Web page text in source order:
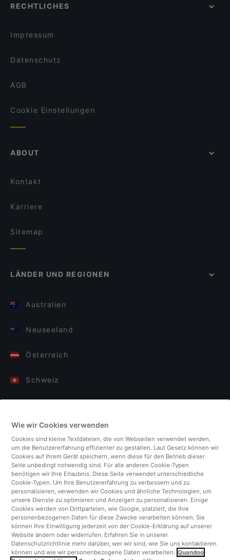
RECHTLICHES
Impressum
Datenschutz
AGB
Cookie Einstellungen
ABOUT
Kontakt
Karriere
Sitemap
LÄNDER UND REGIONEN
Australien
Neuseeland
Österreich
Schweiz
Italien
Finnland
Vereinigtes Königreich
Türkei
Niederlande
Singapur
Wie wir Cookies verwenden
Cookies sind kleine Textdateien, die von Webseiten verwendet werden,
um die Benutzererfahrung effizienter zu gestalten. Laut Gesetz können wir
Cookies auf Ihrem Gerät speichern, wenn diese für den Betrieb dieser
Seite unbedingt notwendig sind. Für alle anderen Cookie-Typen
benötigen wir Ihre Erlaubnis. Diese Seite verwendet unterschiedliche
Cookie-Typen. Um Ihre Benutzererfahrung zu verbessern und zu
personalisieren, verwenden wir Cookies und ähnliche Technologien, um
unsere Dienste zu optimieren und Anzeigen zu personalisieren. Einige
Cookies werden von Drittparteien, wie Google, platziert, die Ihre
personenbezogenen Daten für diese Zwecke verarbeiten können. Sie
können Ihre Einwilligung jederzeit von der Cookie-Erklärung auf unserer
Website ändern oder widerrufen. Erfahren Sie in unserer
Datenschutzrichtlinie mehr darüber, wer wir sind, wie Sie uns kontaktieren
können und wie wir personenbezogene Daten verarbeiten. Quandoo